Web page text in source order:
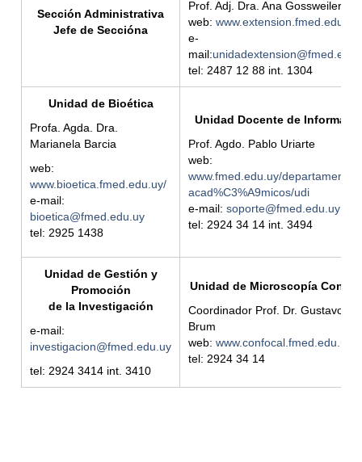
Sección Administrativa
Jefe de Seccióna
Prof. Adj. Dra. Ana Gossweiler
web:www.extension.fmed.edu.uy
e-
mail:
tel: 2487 12 88 int. 1304
Unidad de Bioética
Profa. Agda. Dra.
Marianela Barcia
web:
www.bioetica.fmed.edu.uy/
e-mail:
bioetica@fmed.edu.uy
tel: 2925 1438
Unidad Docente de
Prof. Agdo. Pablo Uriarte
web:
www.fmed.edu.uy/
acad%C3%A9micos/udi
e-mail:soporte@fmed.edu.uy
tel: 2924 34 14 int. 3494
Unidad de Gestión y
Promoción
de la Investigación
e-mail:
investigacion@fmed.edu.uy
tel: 2924 3414 int. 3410
Unidad de Microscopía
Coordinador Prof. Dr. Gustavo
Brum
web:www.confocal.fmed.edu.uy
tel: 2924 34 14